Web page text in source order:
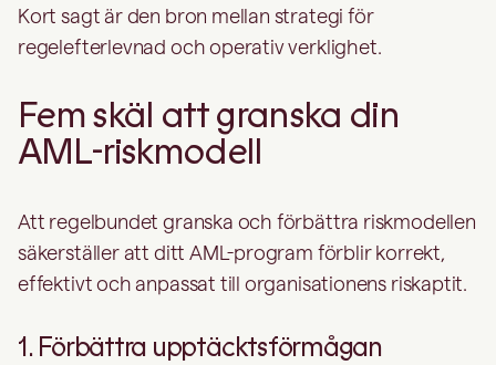
Kort sagt är den bron mellan strategi för
regelefterlevnad och operativ verklighet.
Fem skäl att granska din
AML-riskmodell
Att regelbundet granska och förbättra riskmodellen
säkerställer att ditt AML-program förblir korrekt,
effektivt och anpassat till organisationens riskaptit.
1. Förbättra upptäcktsförmågan